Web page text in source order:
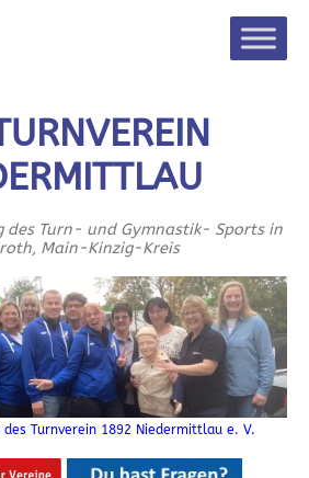
des Turn- und Gymnastik- Sports in
Main-Kinzig-Kreis
Turnverein 1892 Niedermittlau e. V.